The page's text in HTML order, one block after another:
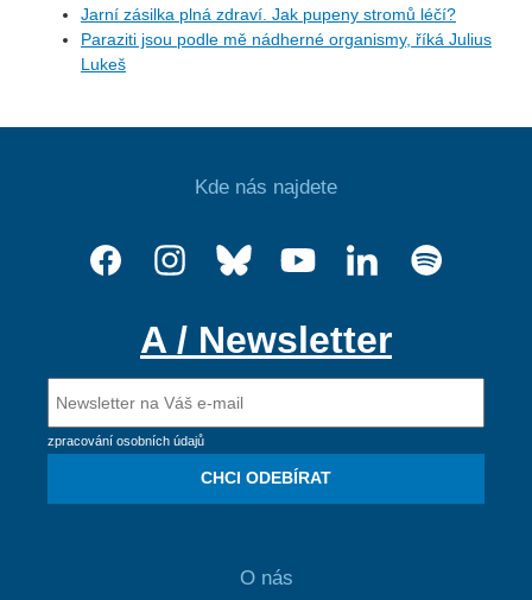
Jarní zásilka plná zdraví. Jak pupeny stromů léčí?
Paraziti jsou podle mě nádherné organismy, říká Julius
Lukeš
Kde nás najdete
A / Newsletter
zpracování osobních údajů
CHCI ODEBÍRAT
O nás